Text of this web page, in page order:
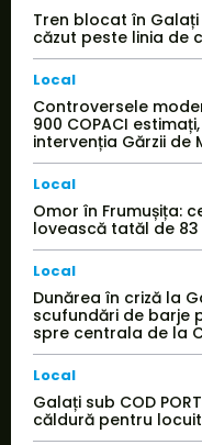
Tren blocat în Galați
căzut peste linia de
Local
Controversele
900 COPACI
intervenția Gărzii de
Local
Omor în Frumușița:
lovească tatăl de 83
Local
Dunărea în criză la
scufundări de barje
spre centrala de la
Local
Galați sub COD
căldură pentru